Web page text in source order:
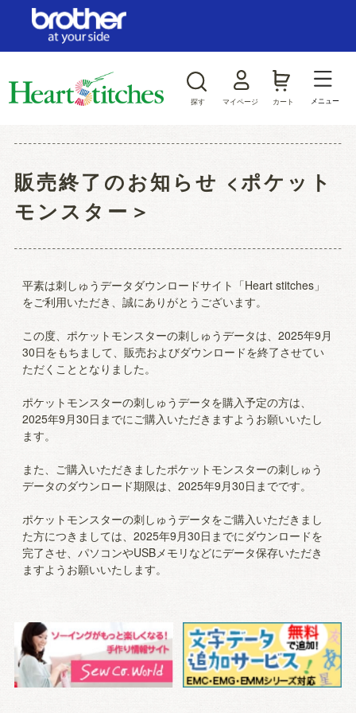
探す マイページ カート メニュー
販売終了のお知らせ <ポケット
モンスター＞
平素は刺しゅうデータダウンロードサイト「Heart stitches」
をご利用いただき、誠にありがとうございます。
この度、ポケットモンスターの刺しゅうデータは、2025年9月
30日をもちまして、販売およびダウンロードを終了させてい
ただくこととなりました。
ポケットモンスターの刺しゅうデータを購入予定の方は、
2025年9月30日までにご購入いただきますようお願いいたし
ます。
また、ご購入いただきましたポケットモンスターの刺しゅう
データのダウンロード期限は、2025年9月30日までです。
ポケットモンスターの刺しゅうデータをご購入いただきまし
た方につきましては、2025年9月30日までにダウンロードを
完了させ、パソコンやUSBメモリなどにデータ保存いただき
ますようお願いいたします。
ログイン/新規会員登録
ジャンルから探す